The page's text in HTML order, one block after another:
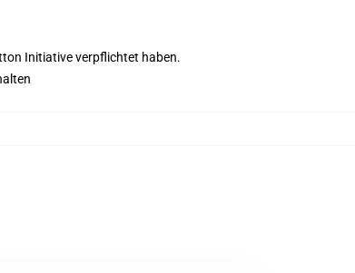
Initiative verpflichtet haben.